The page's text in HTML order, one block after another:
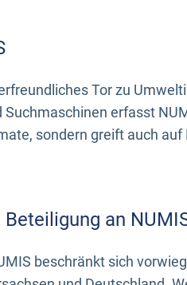
Tor zu
erfasst
sondern greift auch auf
an
beschränkt sich